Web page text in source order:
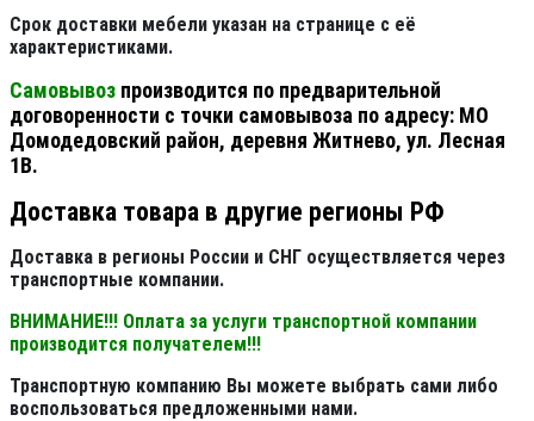
Срок доставки мебели указан на странице с её
характеристиками.
Самовывоз производится по предварительной
договоренности с точки самовывоза по адресу: МО
Домодедовский район, деревня Житнево, ул. Лесная
1В.
Доставка товара в другие регионы РФ
Доставка в регионы России и СНГ осуществляется через
транспортные компании.
ВНИМАНИЕ!!! Оплата за услуги транспортной компании
производится получателем!!!
Транспортную компанию Вы можете выбрать сами либо
воспользоваться предложенными нами.